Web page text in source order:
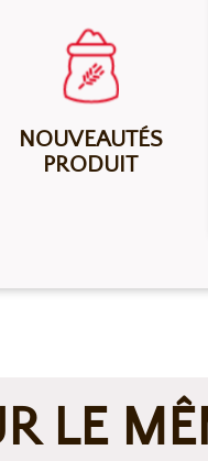
NOUVEAUTÉS
PRODUIT
LE